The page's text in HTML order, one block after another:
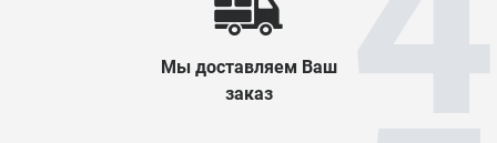
Мы доставляем Ваш
заказ